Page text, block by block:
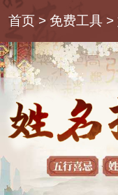
首页> 免费工具>